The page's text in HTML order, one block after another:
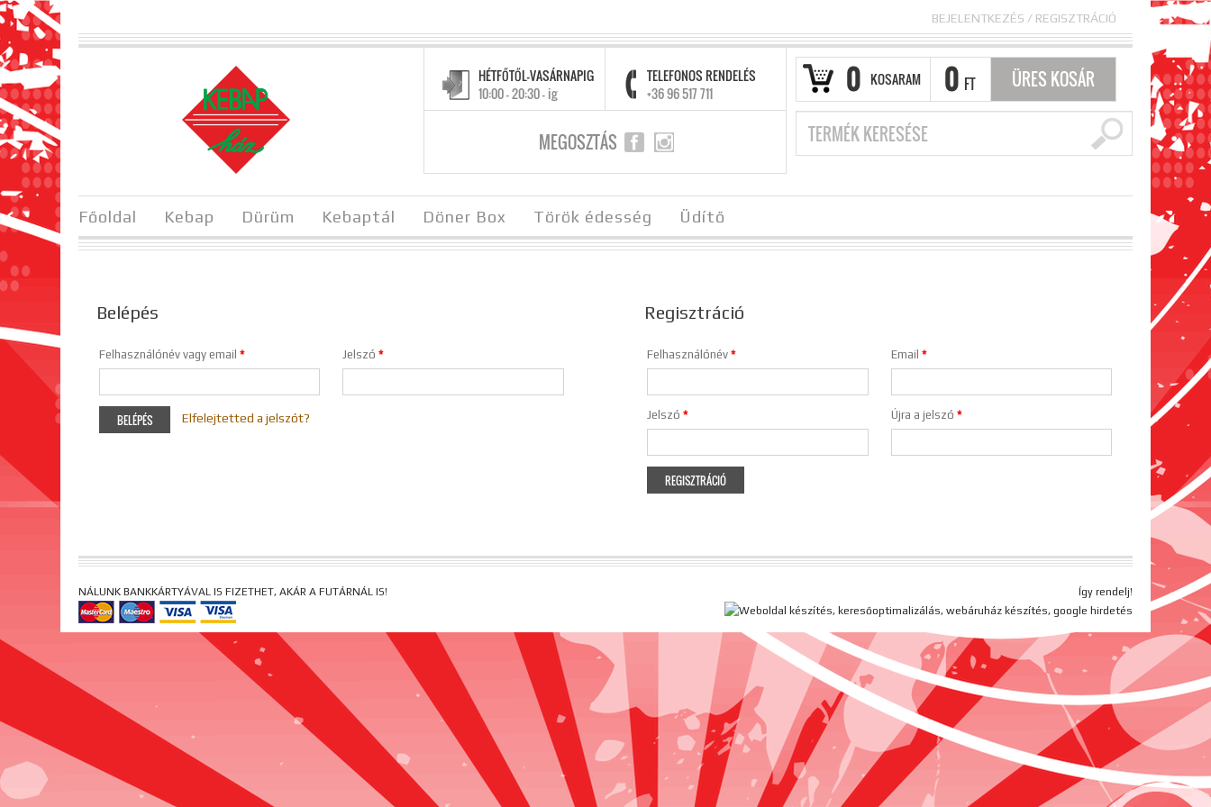
BEJELENTKEZÉS / REGISZTRÁCIÓ
0 KOSARAM 0 FT ÜRES KOSÁR
HÉTFŐTŐL-VASÁRNAPIG
10:00 - 20:30 - ig
TELEFONOS RENDELÉS
+36 96 517 711
MEGOSZTÁS
Főoldal Kebap Dürüm Kebaptál Döner Box Török édesség Üdítő
Belépés
Felhasználónév vagy email * Jelszó*
Elfelejtetted a jelszót?
Regisztráció
Felhasználónév* Email *
Jelszó* Újra a jelszó *
NÁLUNK BANKKÁRTYÁVAL IS FIZETHET, AKÁR A FUTÁRNÁL IS! Így rendelj!